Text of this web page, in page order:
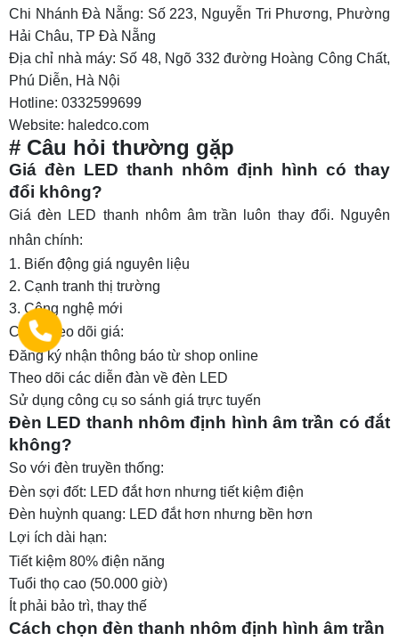
Chi Nhánh Đà Nẵng: Số 223, Nguyễn Tri Phương, Phường
Hải Châu, TP Đà Nẵng
Địa chỉ nhà máy: Số 48, Ngõ 332 đường Hoàng Công Chất,
Phú Diễn, Hà Nội
Hotline: 0332599699
Website: haledco.com
# Câu hỏi thường gặp
Giá đèn LED thanh nhôm định hình có thay
đổi không?
Giá đèn LED thanh nhôm âm trần luôn thay đổi. Nguyên
nhân chính:
Biến động giá nguyên liệu
Cạnh tranh thị trường
Công nghệ mới
Cách theo dõi giá:
Đăng ký nhận thông báo từ shop online
Theo dõi các diễn đàn về đèn LED
Sử dụng công cụ so sánh giá trực tuyến
Đèn LED thanh nhôm định hình âm trần có đắt
không?
So với đèn truyền thống:
Đèn sợi đốt: LED đắt hơn nhưng tiết kiệm điện
Đèn huỳnh quang: LED đắt hơn nhưng bền hơn
Lợi ích dài hạn:
Tiết kiệm 80% điện năng
Tuổi thọ cao (50.000 giờ)
Ít phải bảo trì, thay thế
Cách chọn đèn thanh nhôm định hình âm trần